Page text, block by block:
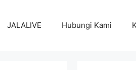
JALALIVE Hubungi Kami